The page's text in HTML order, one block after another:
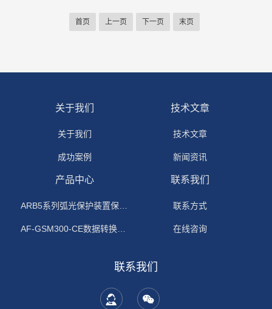
首页 上一页 下一页 末页
关于我们
关于我们
成功案例
技术文章
技术文章
新闻资讯
产品中心
ARB5系列弧光保护装置保护功能原理
AF-GSM300-CE数据转换模块
联系我们
联系方式
在线咨询
联系我们